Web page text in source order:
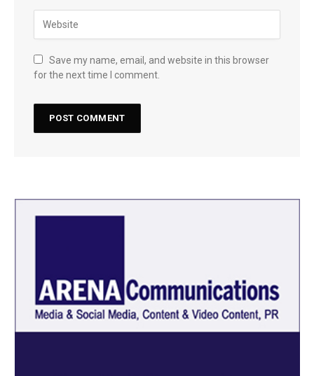
Save my name, email, and website in this browser
for the next time I comment.